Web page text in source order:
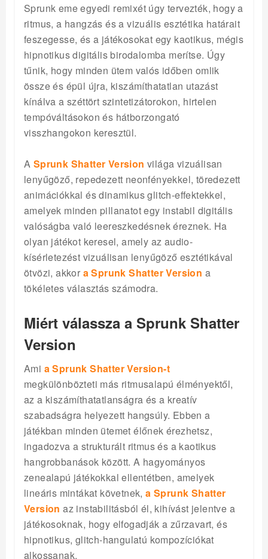
Sprunk eme egyedi remixét úgy tervezték, hogy a
ritmus, a hangzás és a vizuális esztétika határait
feszegesse, és a játékosokat egy kaotikus, mégis
hipnotikus digitális birodalomba merítse. Úgy
tűnik, hogy minden ütem valós időben omlik
össze és épül újra, kiszámíthatatlan utazást
kínálva a széttört szintetizátorokon, hirtelen
tempóváltásokon és hátborzongató
visszhangokon keresztül.
A Sprunk Shatter Version világa vizuálisan
lenyűgöző, repedezett neonfényekkel, töredezett
animációkkal és dinamikus glitch-effektekkel,
amelyek minden pillanatot egy instabil digitális
valóságba való leereszkedésnek éreznek. Ha
olyan játékot keresel, amely az audio-
kísérletezést vizuálisan lenyűgöző esztétikával
ötvözi, akkor a Sprunk Shatter Version a
tökéletes választás számodra.
Miért válassza a Sprunk Shatter
Version
Ami a Sprunk Shatter Version-t
megkülönbözteti más ritmusalapú élményektől,
az a kiszámíthatatlanságra és a kreatív
szabadságra helyezett hangsúly. Ebben a
játékban minden ütemet élőnek érezhetsz,
ingadozva a strukturált ritmus és a kaotikus
hangrobbanások között. A hagyományos
zenealapú játékokkal ellentétben, amelyek
lineáris mintákat követnek,a Sprunk Shatter
Version az instabilitásból él, kihívást jelentve a
játékosoknak, hogy elfogadják a zűrzavart, és
hipnotikus, glitch-hangulatú kompozíciókat
alkossanak.